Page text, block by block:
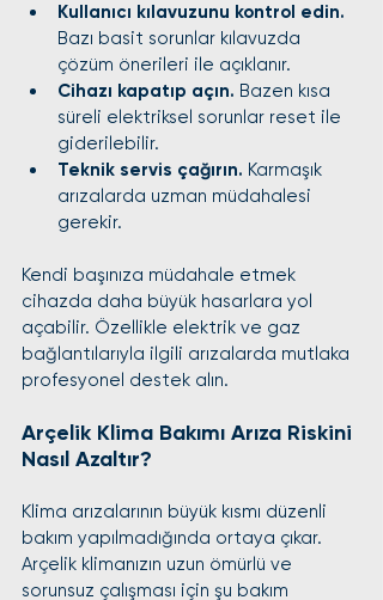
Kullanıcı kılavuzunu kontrol edin.
Bazı basit sorunlar kılavuzda
çözüm önerileri ile açıklanır.
Cihazı kapatıp açın. Bazen kısa
süreli elektriksel sorunlar reset ile
giderilebilir.
Teknik servis çağırın. Karmaşık
arızalarda uzman müdahalesi
gerekir.
Kendi başınıza müdahale etmek
cihazda daha büyük hasarlara yol
açabilir. Özellikle elektrik ve gaz
bağlantılarıyla ilgili arızalarda mutlaka
profesyonel destek alın.
Arçelik Klima Bakımı Arıza Riskini
Nasıl Azaltır?
Klima arızalarının büyük kısmı düzenli
bakım yapılmadığında ortaya çıkar.
Arçelik klimanızın uzun ömürlü ve
sorunsuz çalışması için şu bakım